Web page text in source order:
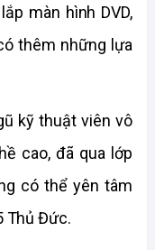
màn hình DVD,
thêm những lựa
kỹ thuật viên vô
cao, đã qua lớp
có thể yên tâm
Thủ Đức.